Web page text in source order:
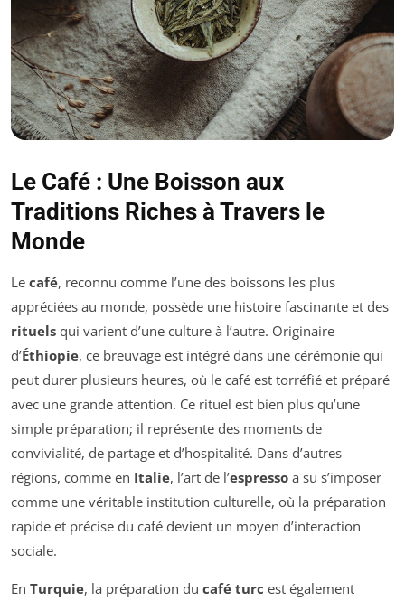
Le Café : Une Boisson aux
Traditions Riches à Travers le
Monde
Le café, reconnu comme l’une des boissons les plus
appréciées au monde, possède une histoire fascinante et des
rituels qui varient d’une culture à l’autre. Originaire
d’Éthiopie, ce breuvage est intégré dans une cérémonie qui
peut durer plusieurs heures, où le café est torréfié et préparé
avec une grande attention. Ce rituel est bien plus qu’une
simple préparation; il représente des moments de
convivialité, de partage et d’hospitalité. Dans d’autres
régions, comme en Italie, l’art de l’espresso a su s’imposer
comme une véritable institution culturelle, où la préparation
rapide et précise du café devient un moyen d’interaction
sociale.
En Turquie, la préparation du café turc est également